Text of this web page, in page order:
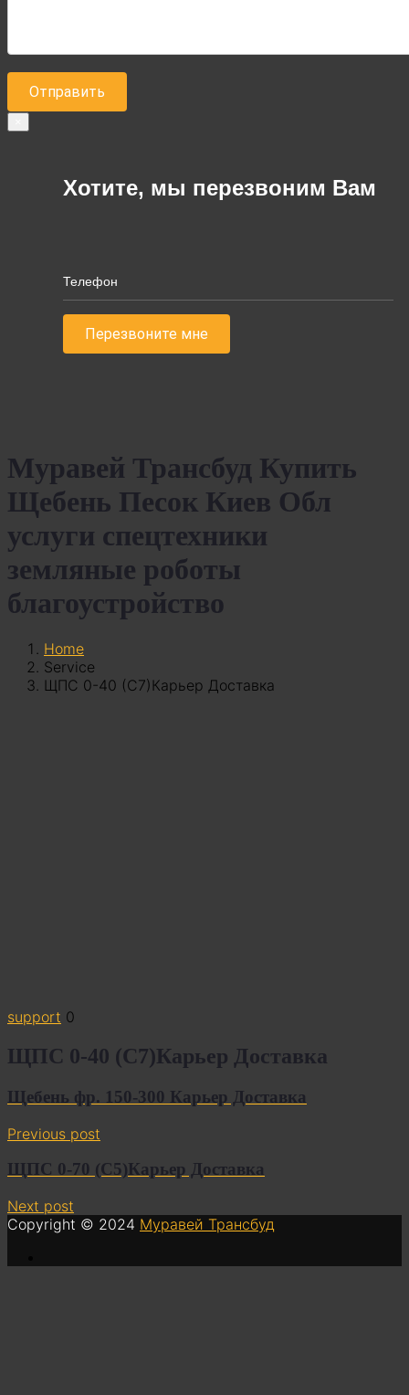
Хотите, мы перезвоним Вам
Муравей Трансбуд Купить
Щебень Песок Киев Обл
услуги спецтехники
земляные роботы
благоустройство
Home
Service
ЩПС 0-40 (С7)Карьер Доставка
support 0
ЩПС 0-40 (С7)Карьер Доставка
Щебень фр. 150-300 Карьер Доставка
Previous post
ЩПС 0-70 (С5)Карьер Доставка
Next post
Copyright © 2024 Муравей Трансбуд